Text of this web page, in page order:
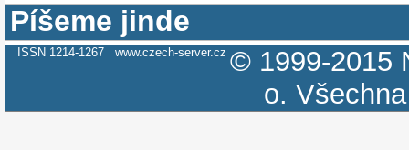
Píšeme jinde
ISSN 1214-1267 www.czech-server.cz © 1999-2015
o.